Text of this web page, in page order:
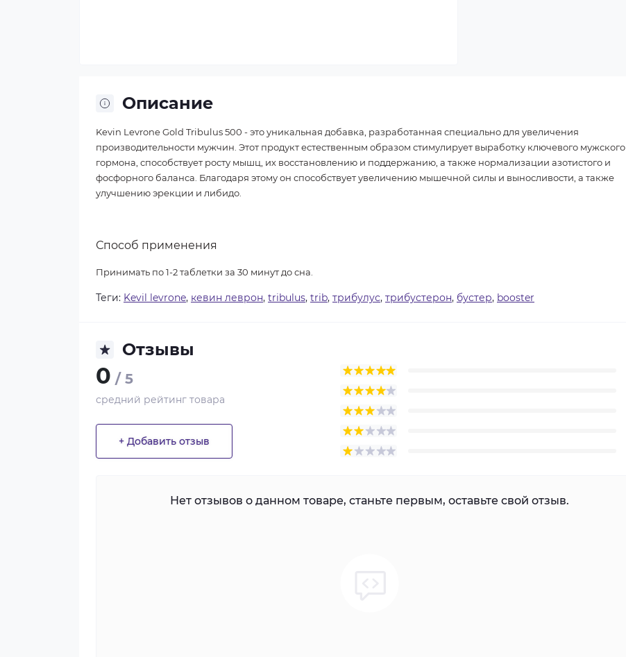
Описание
Kevin Levrone Gold Tribulus 500 - это уникальная добавка, разработанная специально для увеличения
производительности мужчин. Этот продукт естественным образом стимулирует выработку ключевого мужского
гормона, способствует росту мышц, их восстановлению и поддержанию, а также нормализации азотистого и
фосфорного баланса. Благодаря этому он способствует увеличению мышечной силы и выносливости, а также
улучшению эрекции и либидо.
Способ применения
Принимать по 1-2 таблетки за 30 минут до сна.
Теги: Kevil levrone, кевин леврон, tribulus, trib, трибулус, трибустерон, бустер, booster
Отзывы
0 / 5
средний рейтинг товара
+ Добавить отзыв
Нет отзывов о данном товаре, станьте первым, оставьте свой отзыв.